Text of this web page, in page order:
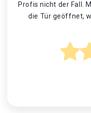
Profis nicht der Fall.
die Tür geöffnet,